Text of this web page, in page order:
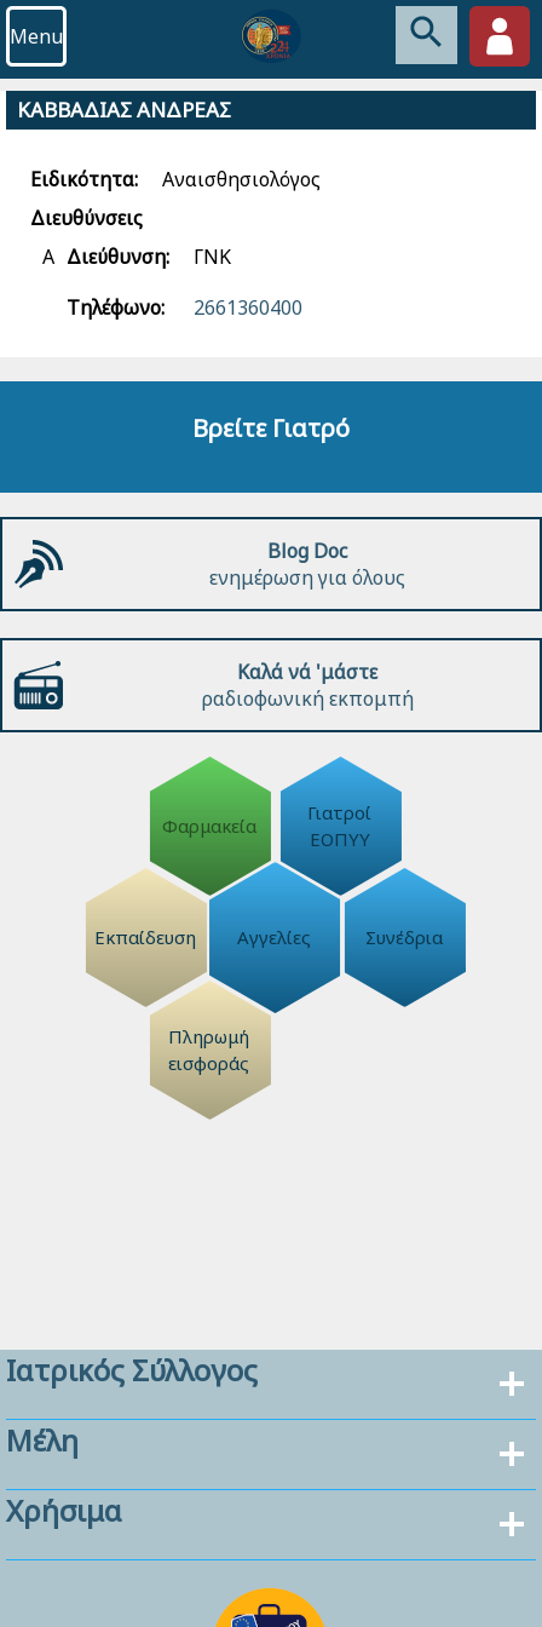
Menu
ΚΑΒΒΑΔΙΑΣ ΑΝΔΡΕΑΣ
Ειδικότητα:
Αναισθησιολόγος
Διευθύνσεις
Α Διεύθυνση:
ΓΝΚ
Τηλέφωνο:
2661360400
Βρείτε Γιατρό
Blog Doc
ενημέρωση για όλους
Καλά νά 'μάστε
ραδιοφωνική εκπομπή
Φαρμακεία
Γιατροί
ΕΟΠΥΥ
Εκπαίδευση Αγγελίες Συνέδρια
Πληρωμή
εισφοράς
Ιατρικός Σύλλογος
Μέλη
Χρήσιμα